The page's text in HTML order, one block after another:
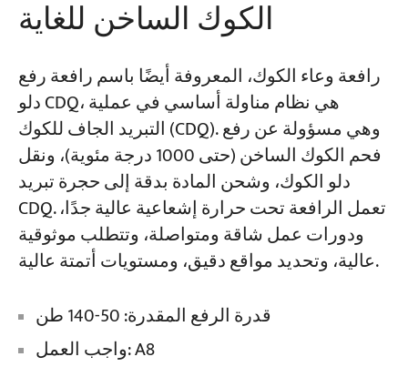
الكوك الساخن للغاية
رافعة وعاء الكوك، المعروفة أيضًا باسم رافعة رفع
دلو CDQ، هي نظام مناولة أساسي في عملية
التبريد الجاف للكوك (CDQ). وهي مسؤولة عن رفع
فحم الكوك الساخن (حتى 1000 درجة مئوية)، ونقل
دلو الكوك، وشحن المادة بدقة إلى حجرة تبريد
CDQ. تعمل الرافعة تحت حرارة إشعاعية عالية جدًا،
ودورات عمل شاقة ومتواصلة، وتتطلب موثوقية
عالية، وتحديد مواقع دقيق، ومستويات أتمتة عالية.
قدرة الرفع المقدرة: 50-140 طن
واجب العمل: A8